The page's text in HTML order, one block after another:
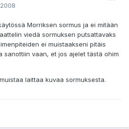
Morriksen sormus ja ei mitään
viedä sormuksen putsattavaks
ei muistaakseni pitäis
sanottiin vaan, et jos ajelet tästä ohim
laittaa kuvaa sormuksesta.